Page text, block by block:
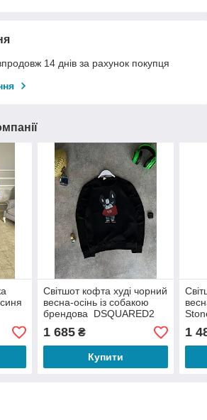
14 днів за рахунок покупця
Світшот кофта худі чорний
весна-осінь із собакою
брендова DSQUARED2
1 685₴
Купити
1